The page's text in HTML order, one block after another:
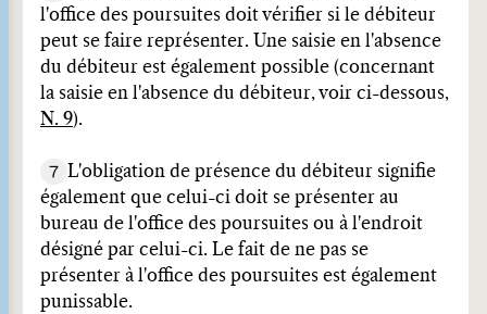
l'office des poursuites doit vérifier si le débiteur
peut se faire représenter. Une saisie en l'absence
du débiteur est également possible (concernant
la saisie en l'absence du débiteur, voir ci-dessous,
N. 9).
7
L'obligation de présence du débiteur signifie
également que celui-ci doit se présenter au
bureau de l'office des poursuites ou à l'endroit
désigné par celui-ci. Le fait de ne pas se
présenter à l'office des poursuites est également
punissable.